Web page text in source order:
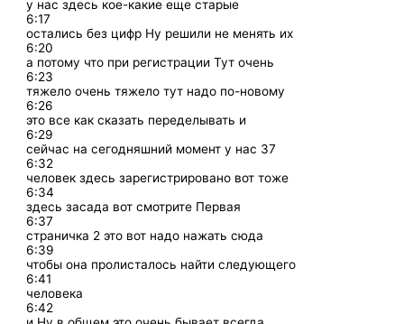
у нас здесь кое-какие еще старые
6:17
остались без цифр Ну решили не менять их
6:20
а потому что при регистрации Тут очень
6:23
тяжело очень тяжело тут надо по-новому
6:26
это все как сказать переделывать и
6:29
сейчас на сегодняшний момент у нас 37
6:32
человек здесь зарегистрировано вот тоже
6:34
здесь засада вот смотрите Первая
6:37
страничка 2 это вот надо нажать сюда
6:39
чтобы она пролисталось найти следующего
6:41
человека
6:42